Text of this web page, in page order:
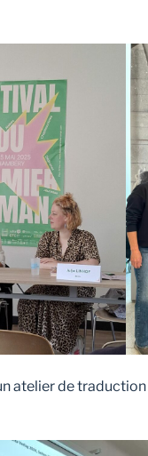
atelier de